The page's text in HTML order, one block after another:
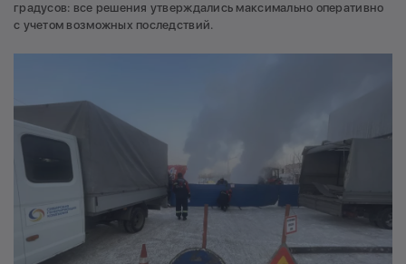
градусов: все решения утверждались максимально оперативно
с учетом возможных последствий.